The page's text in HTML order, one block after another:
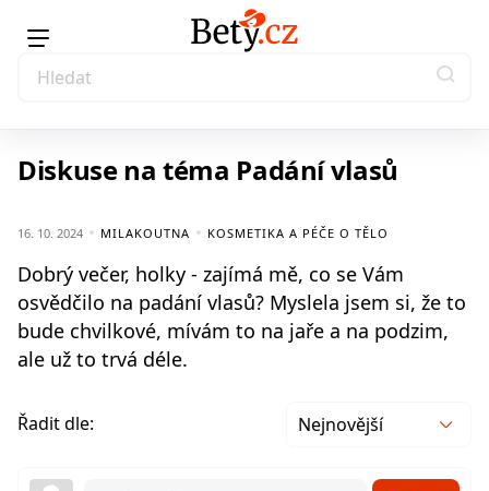
Diskuse na téma Padání vlasů
16. 10. 2024 MILAKOUTNA KOSMETIKA A PÉČE O TĚLO
Dobrý večer, holky - zajímá mě, co se Vám
osvědčilo na padání vlasů? Myslela jsem si, že to
bude chvilkové, mívám to na jaře a na podzim,
ale už to trvá déle.
Řadit dle: Nejnovější